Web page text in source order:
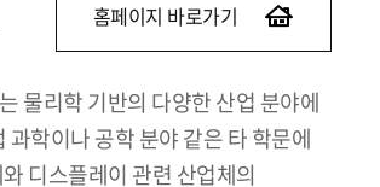
홈페이지 바로가기
물리학 기반의 다양한 산업 분야에
학이나 공학 분야 같은 타 학문에
디스플레이 관련 산업체의